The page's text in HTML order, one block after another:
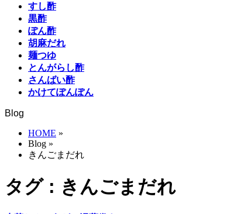
すし酢
黒酢
ぽん酢
胡麻だれ
麺つゆ
とんがらし酢
さんばい酢
かけてぽんぽん
Blog
HOME »
Blog »
きんごまだれ
タグ : きんごまだれ